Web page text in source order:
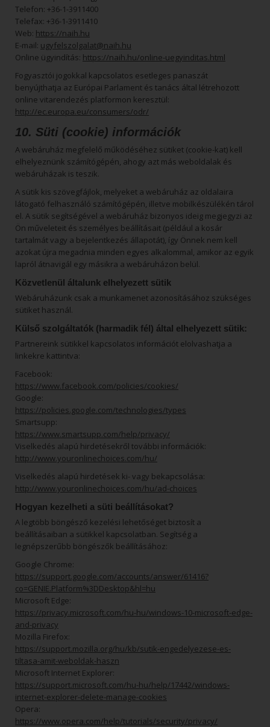
Telefon: +36-1-3911400
Telefax: +36-1-3911410
Web: https://naih.hu
E-mail: ugyfelszolgalat@naih.hu
Online ügyindítás: https://naih.hu/online-uegyinditas.html
Fogyasztói jogokkal kapcsolatos esetleges panaszát
benyújthatja az Európai Parlament és tanács által létrehozott
online vitarendezés platformon keresztül:
http://ec.europa.eu/consumers/odr/
10. Süti (cookie) információk
A webáruház megfelelő működéséhez sütiket (cookie-kat) kell
elhelyeznünk számítógépén, ahogy azt más weboldalak és
webáruházak is teszik.
A sütik kis szövegfájlok, melyeket a webáruház az oldalaira
látogató felhasználó számítógépén, illetve mobilkészülékén tárol
el. A sütik segítségével a webáruház bizonyos ideig megjegyzi az
Ön műveleteit és személyes beállításait (például a kosár
tartalmát vagy a bejelentkezés állapotát), így Önnek nem kell
azokat újra megadnia minden egyes alkalommal, amikor az egyik
lapról átnavigál egy másikra a webáruházon belül.
Közvetlenül általunk elhelyezett sütik
Webáruházunk csak a munkamenet azonosításához szükséges
sütiket használ.
Külső szolgáltatók (harmadik fél) által elhelyezett sütik:
Partnereink sütikkel kapcsolatos információt elolvashatja a
linkekre kattintva:
Facebook:
https://www.facebook.com/policies/cookies/
Google:
https://policies.google.com/technologies/types
Smartsupp:
https://www.smartsupp.com/help/privacy/
Viselkedés alapú hirdetésekről további információk:
http://www.youronlinechoices.com/hu/
Viselkedés alapú hirdetések ki- vagy bekapcsolása:
http://www.youronlinechoices.com/hu/ad-choices
Hogyan kezelheti a süti beállításokat?
A legtöbb böngésző kezelési lehetőséget biztosít a
beállításaiban a sütikkel kapcsolatban. Segítség a
legnépszerűbb böngészők beállításához:
Google Chrome:
https://support.google.com/accounts/answer/61416?
co=GENIE.Platform%3DDesktop&hl=hu
Microsoft Edge:
https://privacy.microsoft.com/hu-hu/windows-10-microsoft-edge-
and-privacy
Mozilla Firefox:
https://support.mozilla.org/hu/kb/sutik-engedelyezese-es-
tiltasa-amit-weboldak-haszn
Microsoft Internet Explorer:
https://support.microsoft.com/hu-hu/help/17442/windows-
internet-explorer-delete-manage-cookies
Opera:
https://www.opera.com/help/tutorials/security/privacy/